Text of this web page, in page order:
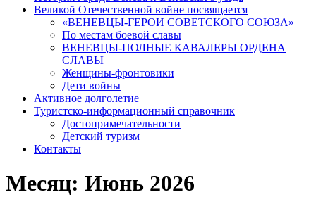
Великой Отечественной войне посвящается
«ВЕНЕВЦЫ-ГЕРОИ СОВЕТСКОГО СОЮЗА»
По местам боевой славы
ВЕНЕВЦЫ-ПОЛНЫЕ КАВАЛЕРЫ ОРДЕНА
СЛАВЫ
Женщины-фронтовики
Дети войны
Активное долголетие
Туристско-информационный справочник
Достопримечательности
Детский туризм
Контакты
Месяц: Июнь 2026